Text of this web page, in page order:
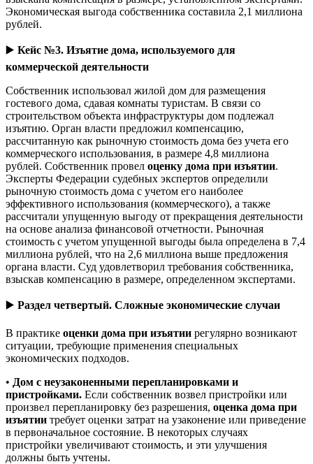
Экономическая выгода собственника составила 2,1 миллиона
рублей.
▶️ Кейс №3. Изъятие дома, используемого для
коммерческой деятельности
Собственник использовал жилой дом для размещения
гостевого дома, сдавая комнаты туристам. В связи со
строительством объекта инфраструктуры дом подлежал
изъятию. Орган власти предложил компенсацию,
рассчитанную как рыночную стоимость дома без учета его
коммерческого использования, в размере 4,8 миллиона
рублей. Собственник провел оценку дома при изъятии.
Эксперты Федерации судебных экспертов определили
рыночную стоимость дома с учетом его наиболее
эффективного использования (коммерческого), а также
рассчитали упущенную выгоду от прекращения деятельности
на основе анализа финансовой отчетности. Рыночная
стоимость с учетом упущенной выгоды была определена в 7,4
миллиона рублей, что на 2,6 миллиона выше предложения
органа власти. Суд удовлетворил требования собственника,
взыскав компенсацию в размере, определенном экспертами.
▶️ Раздел четвертый. Сложные экономические случаи
В практике оценки дома при изъятии регулярно возникают
ситуации, требующие применения специальных
экономических подходов.
• Дом с неузаконенными перепланировками и
пристройками. Если собственник возвел пристройки или
произвел перепланировку без разрешения, оценка дома при
изъятии требует оценки затрат на узаконение или приведение
в первоначальное состояние. В некоторых случаях
пристройки увеличивают стоимость, и эти улучшения
должны быть учтены.